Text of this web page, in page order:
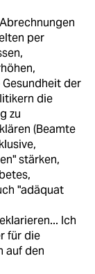
per
der
die
zu
(Beamte
stärken,
"adäquat
Ich
für die
auf den